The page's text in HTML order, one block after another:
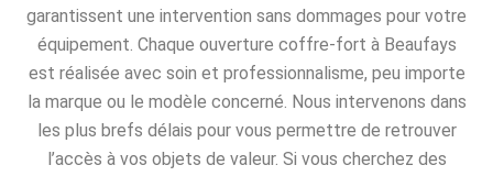
garantissent une intervention sans dommages pour votre
équipement. Chaque ouverture coffre-fort à Beaufays
est réalisée avec soin et professionnalisme, peu importe
la marque ou le modèle concerné. Nous intervenons dans
les plus brefs délais pour vous permettre de retrouver
l’accès à vos objets de valeur. Si vous cherchez des